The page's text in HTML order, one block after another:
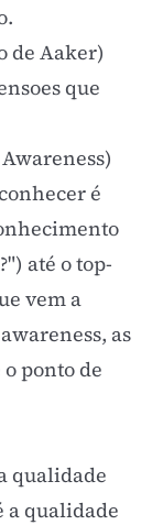
de Aaker)
que
é
até o top-
vem a
as
ponto de
qualidade
a qualidade